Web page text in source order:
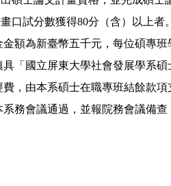
口試分數獲得80分（含）以上者。
額為新臺幣五千元，每位碩專班
具「國立屏東大學社會發展學系
，由本系碩士在職專班結餘款項
務會議通過，並報院務會議備